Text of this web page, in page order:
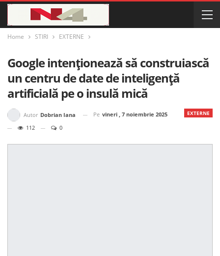
Home STIRI EXTERNE
Google intenționează să construiască
un centru de date de inteligență
artificială pe o insulă mică
EXTERNE
Autor Dobrian Iana Pe vineri , 7 noiembrie 2025
112
0